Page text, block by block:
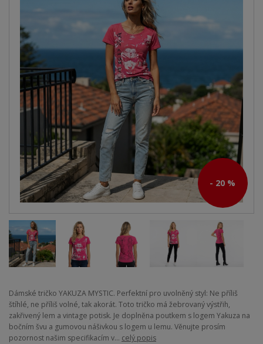
- 20 %
Dámské tričko YAKUZA MYSTIC. Perfektní pro uvolněný styl: Ne příliš
štíhlé, ne příliš volné, tak akorát. Toto tričko má žebrovaný výstřih,
zakřivený lem a vintage potisk. Je doplněna poutkem s logem Yakuza na
bočním švu a gumovou nášivkou s logem u lemu. Věnujte prosím
pozornost našim specifikacím v... celý popis